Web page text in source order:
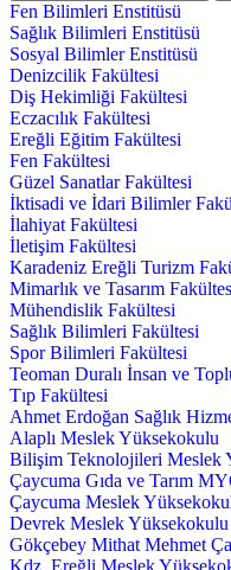
Fen Bilimleri Enstitüsü
Sağlık Bilimleri Enstitüsü
Sosyal Bilimler Enstitüsü
Denizcilik Fakültesi
Diş Hekimliği Fakültesi
Eczacılık Fakültesi
Ereğli Eğitim Fakültesi
Fen Fakültesi
Güzel Sanatlar Fakültesi
İktisadi ve İdari Bilimler
İlahiyat Fakültesi
İletişim Fakültesi
Karadeniz Ereğli Turizm
Mimarlık ve Tasarım
Mühendislik Fakültesi
Sağlık Bilimleri Fakültesi
Spor Bilimleri Fakültesi
Teoman Duralı İnsan ve
Tıp Fakültesi
Ahmet Erdoğan Sağlık
Alaplı Meslek Yüksekokulu
Bilişim Teknolojileri Meslek
Çaycuma Gıda ve Tarım
Çaycuma Meslek
Devrek Meslek Yüksekokulu
Gökçebey Mithat Mehmet